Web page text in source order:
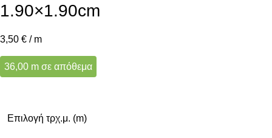
1.90×1.90cm
3,50 € / m
36,00 m σε απόθεμα
Επιλογή τρχ.μ. (m)